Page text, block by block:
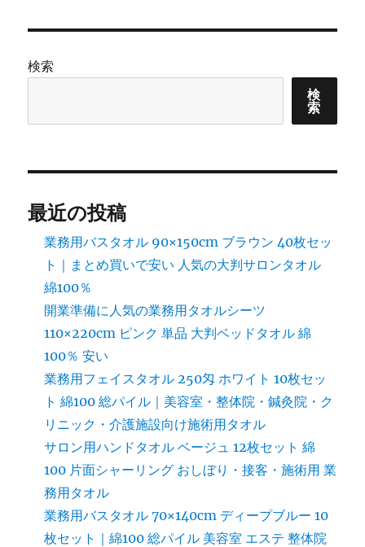
検索
検
索
最近の投稿
業務用バスタオル 90×150cm ブラウン 40枚セッ
ト｜まとめ買いで安い 人気の大判サロンタオル
綿100％
開業準備に人気の業務用タオルシーツ
110×220cm ピンク 単品 大判ベッドタオル 綿
100％ 安い
業務用フェイスタオル 250匁 ホワイト 10枚セッ
ト 綿100 総パイル｜美容室・整体院・鍼灸院・ク
リニック・介護施設向け施術用タオル
サロン用ハンドタオル ベージュ 12枚セット 綿
100 片面シャーリング おしぼり・接客・施術用 業
務用タオル
業務用バスタオル 70×140cm ディープブルー 10
枚セット｜綿100 総パイル 美容室 エステ 整体院